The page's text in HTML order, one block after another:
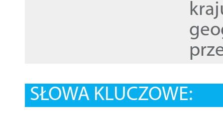
SŁOWA KLUCZOWE: